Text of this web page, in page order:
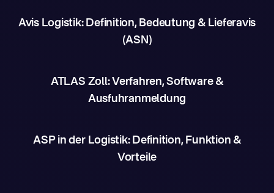
Avis Logistik: Definition, Bedeutung & Lieferavis
(ASN)
ATLAS Zoll: Verfahren, Software &
Ausfuhranmeldung
ASP in der Logistik: Definition, Funktion &
Vorteile